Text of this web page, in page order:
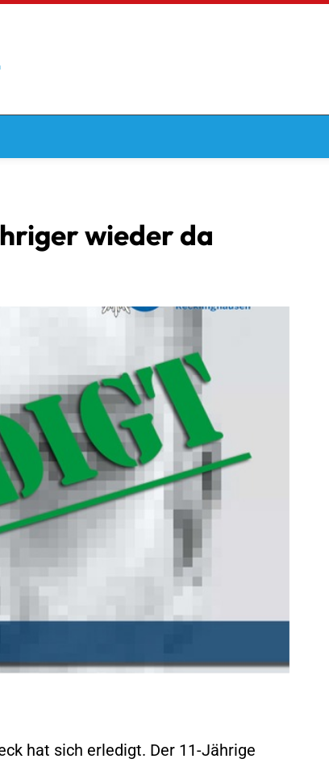
wieder da
hat sich erledigt. Der 11-Jährige